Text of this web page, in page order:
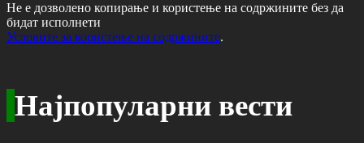
Не е дозволено копирање и користење на содржините без да
бидат исполнети
Условите за користење на содржините.
Најпопуларни вести